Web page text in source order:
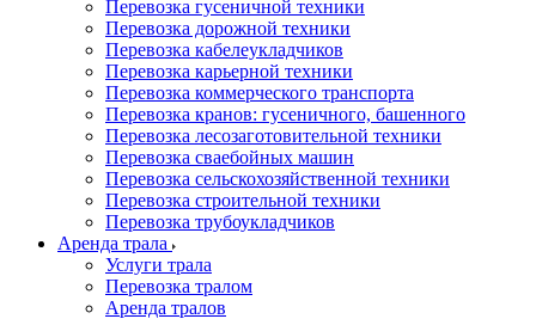
Перевозка гусеничной техники
Перевозка дорожной техники
Перевозка кабелеукладчиков
Перевозка карьерной техники
Перевозка коммерческого транспорта
Перевозка кранов: гусеничного, башенного
Перевозка лесозаготовительной техники
Перевозка сваебойных машин
Перевозка сельскохозяйственной техники
Перевозка строительной техники
Перевозка трубоукладчиков
Аренда трала
Услуги трала
Перевозка тралом
Аренда тралов